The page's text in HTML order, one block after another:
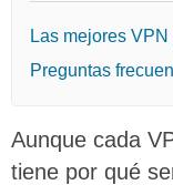
Las mejores
Preguntas
Aunque cada
tiene por qué